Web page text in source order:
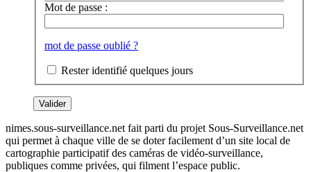
Mot de passe :
mot de passe oublié ?
Rester identifié quelques jours
nimes.sous-surveillance.net fait parti du projet Sous-Surveillance.net
qui permet à chaque ville de se doter facilement d’un site local de
cartographie participatif des caméras de vidéo-surveillance,
publiques comme privées, qui filment l’espace public.